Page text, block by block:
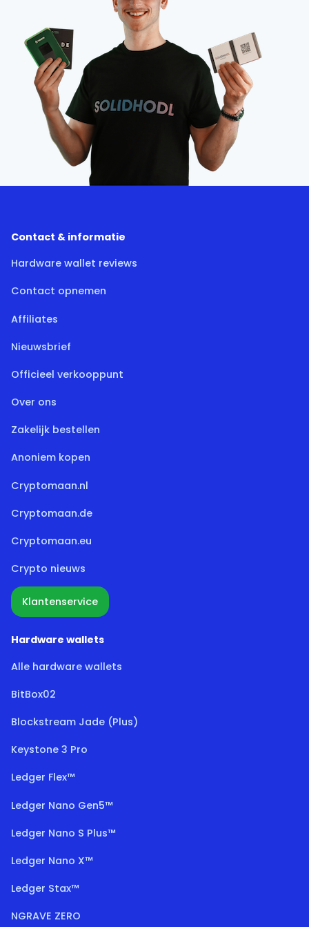
Contact & informatie
Hardware wallet reviews
Contact opnemen
Affiliates
Nieuwsbrief
Officieel verkooppunt
Over ons
Zakelijk bestellen
Anoniem kopen
Cryptomaan.nl
Cryptomaan.de
Cryptomaan.eu
Crypto nieuws
Klantenservice
Hardware wallets
Alle hardware wallets
BitBox02
Blockstream Jade (Plus)
Keystone 3 Pro
Ledger Flex™
Ledger Nano Gen5™
Ledger Nano S Plus™
Ledger Nano X™
Ledger Stax™
NGRAVE ZERO